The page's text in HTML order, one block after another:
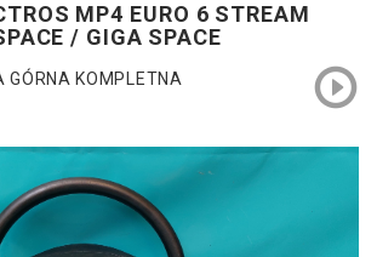
MP4 EURO 6 STREAM
/ GIGA SPACE
GÓRNA KOMPLETNA